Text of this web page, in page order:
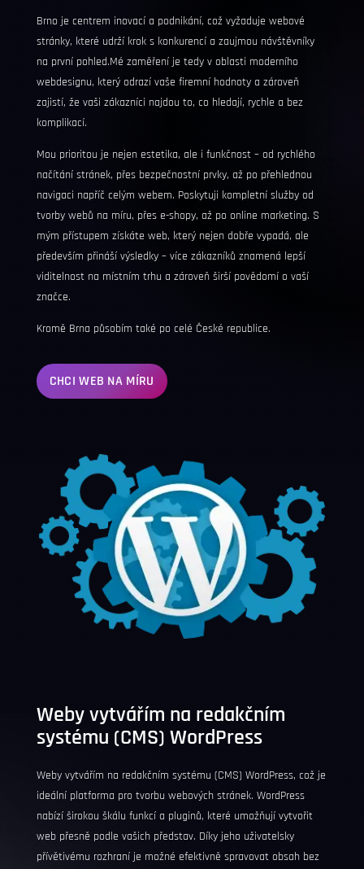
Brno je centrem inovací a podnikání, což vyžaduje webové
stránky, které udrží krok s konkurencí a zaujmou návštěvníky
na první pohled.Mé zaměření je tedy v oblasti moderního
webdesignu, který odrazí vaše firemní hodnoty a zároveň
zajistí, že vaši zákazníci najdou to, co hledají, rychle a bez
komplikací.
Mou prioritou je nejen estetika, ale i funkčnost – od rychlého
načítání stránek, přes bezpečnostní prvky, až po přehlednou
navigaci napříč celým webem. Poskytuji kompletní služby od
tvorby webů na míru, přes e-shopy, až po online marketing. S
mým přístupem získáte web, který nejen dobře vypadá, ale
především přináší výsledky – více zákazníků znamená lepší
viditelnost na místním trhu a zároveň širší povědomí o vaší
značce.
Kromě Brna působím také po celé České republice.
CHCI WEB NA MÍRU
Weby vytvářím na redakčním
systému (CMS) WordPress
Weby vytvářím na redakčním systému (CMS) WordPress, což je
ideální platforma pro tvorbu webových stránek. WordPress
nabízí širokou škálu funkcí a pluginů, které umožňují vytvořit
web přesně podle vašich představ. Díky jeho uživatelsky
přívětivému rozhraní je možné efektivně spravovat obsah bez